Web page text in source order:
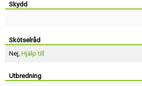
Skydd
Skötselråd
Nej, Hjälp till
Utbredning